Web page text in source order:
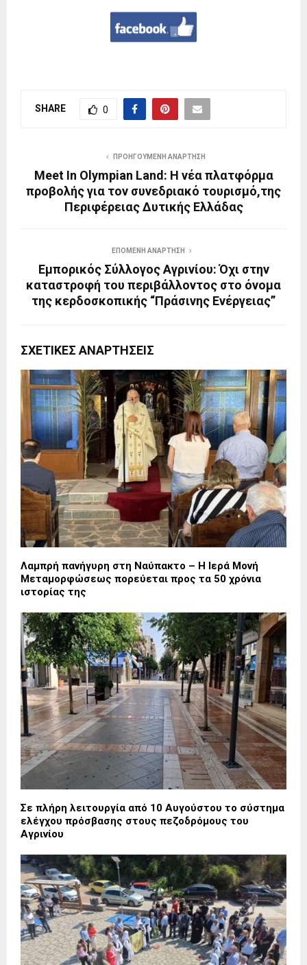
SHARE 0
ΠΡΟΗΓΟΎΜΕΝΗ ΑΝΆΡΤΗΣΗ
Meet In Olympian Land: Η νέα πλατφόρμα
προβολής για τον συνεδριακό τουρισμό,της
Περιφέρειας Δυτικής Ελλάδας
ΕΠΌΜΕΝΗ ΑΝΆΡΤΗΣΗ
Εμπορικός Σύλλογος Αγρινίου: Όχι στην
καταστροφή του περιβάλλοντος στο όνομα
της κερδοσκοπικής “Πράσινης Ενέργειας”
ΣΧΕΤΙΚΈΣ ΑΝΑΡΤΉΣΕΙΣ
Λαμπρή πανήγυρη στη Ναύπακτο – Η Ιερά Μονή
Μεταμορφώσεως πορεύεται προς τα 50 χρόνια
ιστορίας της
Σε πλήρη λειτουργία από 10 Αυγούστου το σύστημα
ελέγχου πρόσβασης στους πεζοδρόμους του
Αγρινίου